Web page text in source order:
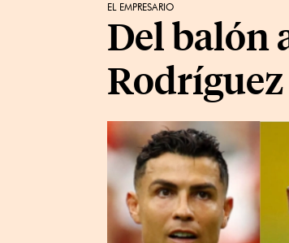
EL EMPRESARIO
Del balón